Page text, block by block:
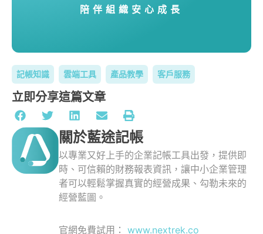
陪伴組織安心成長
記帳知識 雲端工具 產品教學 客戶服務
立即分享這篇文章
關於藍途記帳
以專業又好上手的企業記帳工具出發，提供即
時、可信賴的財務報表資訊，讓中小企業管理
者可以輕鬆掌握真實的經營成果、勾勒未來的
經營藍圖。
官網免費試用： www.nextrek.co